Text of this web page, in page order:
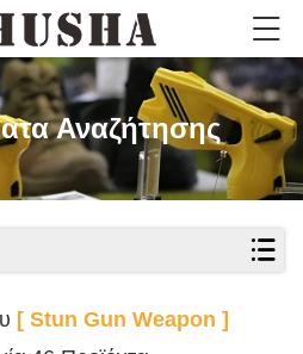
Αναζήτησης
[ Stun Gun Weapon ]